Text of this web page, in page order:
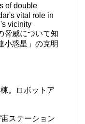
of double
vital role in
vicinity
脅威について知
小惑星」の克明
。ロボットア
ステーション